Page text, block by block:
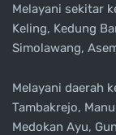
Melayani sekitar
Keling, Kedung
Simolawang,
Melayani daerah
Tambakrejo,
Medokan Ayu,